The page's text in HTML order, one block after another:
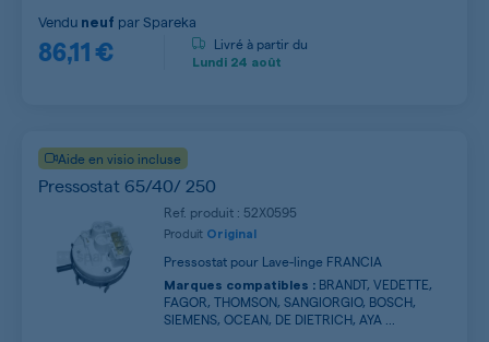
86,11 €
Vendu neuf parSpareka
Livré à partir du
Lundi 24 août
Aide en visio incluse
Pressostat 65/40/ 250
Ref. produit : 52X0595
Produit Original
Pressostat pour Lave-linge FRANCIA
Marques compatibles : BRANDT, VEDETTE,
FAGOR, THOMSON, SANGIORGIO, BOSCH,
SIEMENS, OCEAN, DE DIETRICH, AYA ...